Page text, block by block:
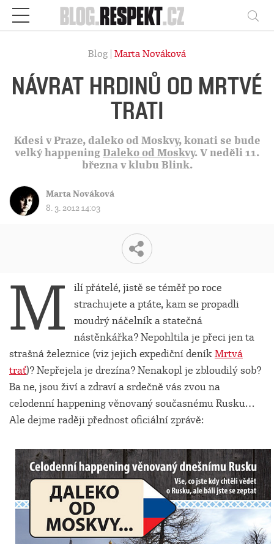
Respekt
Blog | Marta Nováková
NÁVRAT HRDINŮ OD MRTVÉ
TRATI
Kdesi v Praze, daleko od Moskvy, konati se bude
velký happeningDaleko od Moskvy. V neděli 11.
března v klubu Blink.
Marta Nováková
8. 3. 2012 14:03
M
ilí přátelé, jistě se téměř po roce
strachujete a ptáte, kam se propadli
moudrý náčelník a statečná
nástěnkářka? Nepohltila je přeci jen ta
strašná železnice (viz jejich expediční deníkMrtvá
trať)? Nepřejela je drezína? Nenakopl je zbloudilý sob?
Ba ne, jsou živí a zdraví a srdečně vás zvou na
celodenní happening věnovaný současnému Rusku…
Ale dejme raději přednost oficiální zprávě: